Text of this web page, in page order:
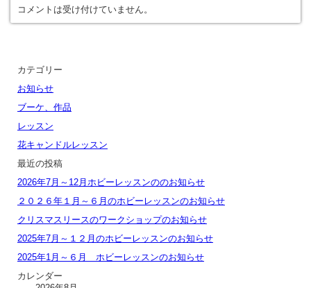
コメントは受け付けていません。
カテゴリー
お知らせ
ブーケ、作品
レッスン
花キャンドルレッスン
最近の投稿
2026年7月～12月ホビーレッスンののお知らせ
２０２６年１月～６月のホビーレッスンのお知らせ
クリスマスリースのワークショップのお知らせ
2025年7月～１２月のホビーレッスンのお知らせ
2025年1月～６月 ホビーレッスンのお知らせ
カレンダー